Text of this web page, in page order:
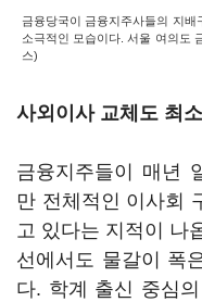
금융당국이 금융지주사들의 지
소극적인 모습이다. 서울 여의도
스)
사외이사 교체도 최
금융지주들이 매년
만 전체적인 이사회
고 있다는 지적이 나
선에서도 물갈이 폭
다. 학계 출신 중심